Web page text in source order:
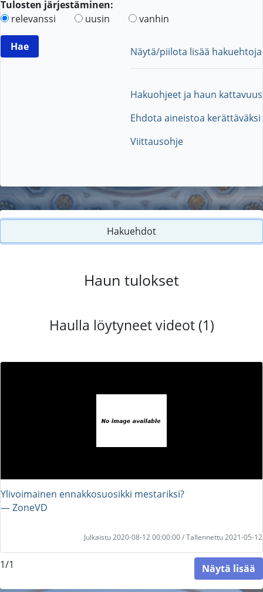
Tulosten järjestäminen:
relevanssi
uusin vanhin
Näytä/piilota lisää hakuehtoja
Hakuohjeet ja haun kattavuus
Ehdota aineistoa kerättäväksi
Viittausohje
Hakuehdot
Haun tulokset
Haulla löytyneet videot (1)
Ylivoimainen ennakkosuosikki mestariksi?
― ZoneVD
Julkaistu 2020-08-12 00:00:00 / Tallennettu 2021-05-12
1/1 Näytä lisää